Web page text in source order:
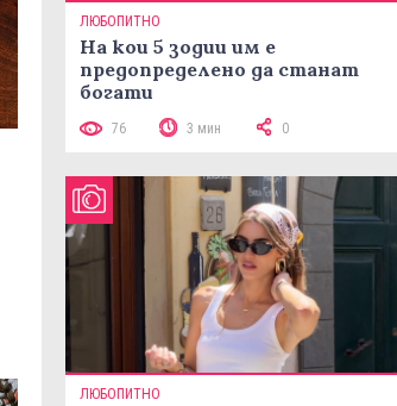
ЛЮБОПИТНО
На кои 5 зодии им е
предопределено да станат
богати
76 3 мин 0
ЛЮБОПИТНО